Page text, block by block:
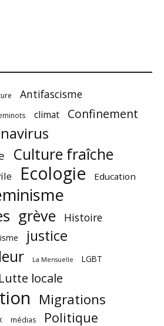
Antifascisme
climat Confinement
Culture fraîche
Ecologie Education
grève Histoire
justice
La Mensuelle
LGBT
Lutte locale
Migrations
médias Politique